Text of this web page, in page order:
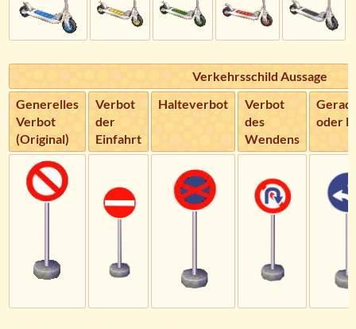
Verkehrsschild Aussage
Generelles
Verbot
(Original)
Verbot
der
Einfahrt
Halteverbot
Verbot
des
Wendens
oder